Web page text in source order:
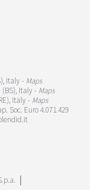
Italy - Maps
Italy - Maps
Italy - Maps
Soc. Euro 4.071.429